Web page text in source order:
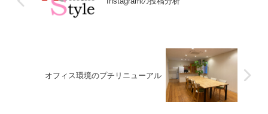
オフィス環境のプチリニューアル